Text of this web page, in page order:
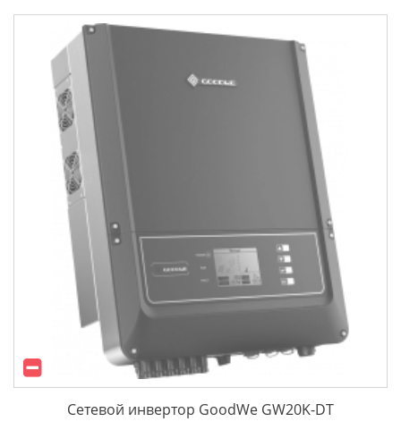
Сетевой инвертор GoodWe GW20K-DT